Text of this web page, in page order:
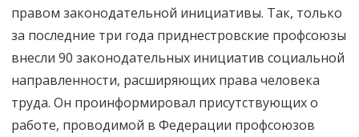
правом законодательной инициативы. Так, только
за последние три года приднестровские профсоюзы
внесли 90 законодательных инициатив социальной
направленности, расширяющих права человека
труда. Он проинформировал присутствующих о
работе, проводимой в Федерации профсоюзов